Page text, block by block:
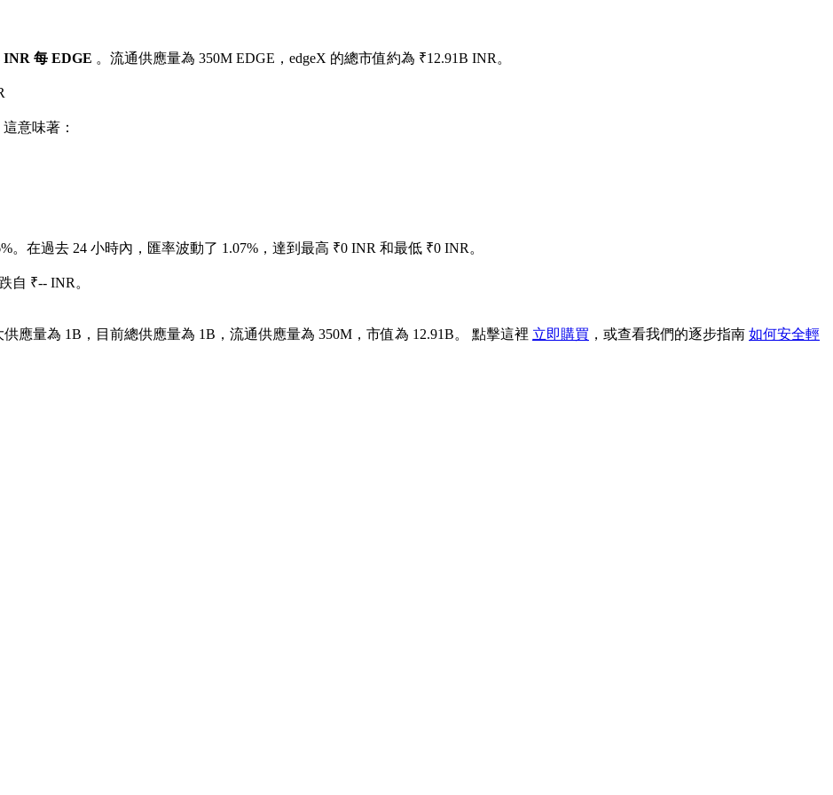
INR 每 EDGE 。流通供應量為 350M EDGE，edgeX 的總市值約為 ₹12.91B INR。
這意味著：
。 在過去 24 小時內，匯率波動了 1.07%，達到最高 ₹0 INR 和最低 ₹0 INR。
自 ₹-- INR。
應量為 1B，目前總供應量為 1B，流通供應量為 350M，市值為 12.91B。 點擊這裡 立即購買 ，或查看我們的逐步指南 如何安全輕